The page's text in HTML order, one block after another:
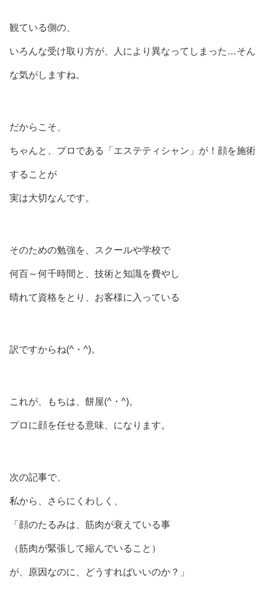
観ている側の、
いろんな受け取り方が、人により異なってしまった…そん
な気がしますね。
だからこそ、
ちゃんと、プロである「エステティシャン」が！顔を施術
することが
実は大切なんです。
そのための勉強を、スクールや学校で
何百～何千時間と、技術と知識を費やし
晴れて資格をとり、お客様に入っている
訳ですからね(^・^)。
これが、もちは、餅屋(^・^)。
プロに顔を任せる意味、になります。
次の記事で、
私から、さらにくわしく、
「顔のたるみは、筋肉が衰えている事
（筋肉が緊張して縮んでいること）
が、原因なのに、どうすればいいのか？」